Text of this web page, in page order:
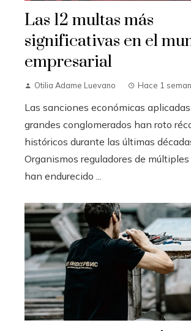
Las 12 multas más
significativas en el
empresarial
Otilia Adame Luevano Hace 1
Las sanciones económicas
grandes conglomerados han roto
históricos durante las últimas
Organismos reguladores de
han endurecido ...